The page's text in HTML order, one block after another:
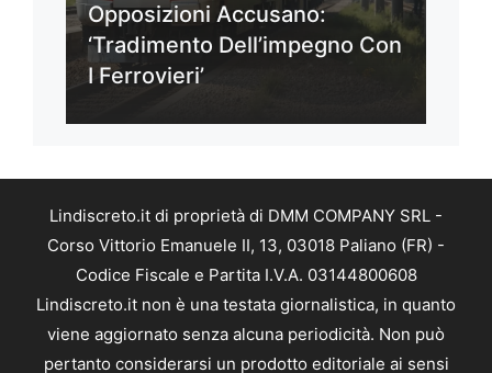
Opposizioni Accusano:
‘Tradimento Dell’impegno Con
I Ferrovieri’
Lindiscreto.it di proprietà di DMM COMPANY SRL -
Corso Vittorio Emanuele II, 13, 03018 Paliano (FR) -
Codice Fiscale e Partita I.V.A. 03144800608
Lindiscreto.it non è una testata giornalistica, in quanto
viene aggiornato senza alcuna periodicità. Non può
pertanto considerarsi un prodotto editoriale ai sensi